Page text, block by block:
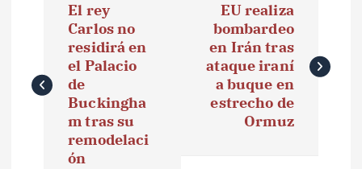
e
El rey
Carlos no
residirá en
el Palacio
de
Buckingha
m tras su
remodelaci
ón
EU realiza
bombardeo
en Irán tras
ataque iraní
a buque en
estrecho de
Ormuz